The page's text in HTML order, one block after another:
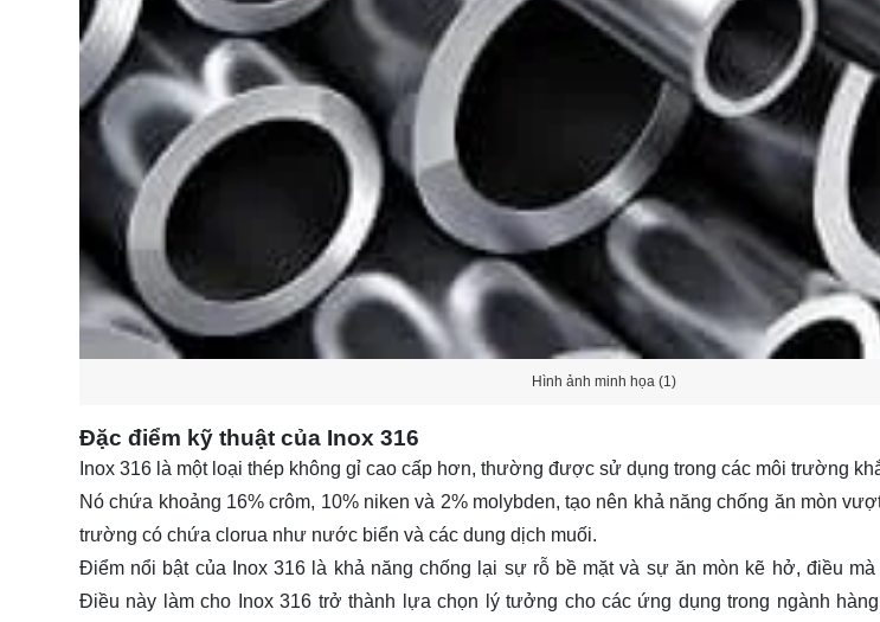
Hình ảnh minh họa (1)
Đặc điểm kỹ thuật của Inox 316
Inox 316 là một loại thép không gỉ cao cấp hơn, thường được sử dụng trong các môi trường
Nó chứa khoảng 16% crôm, 10% niken và 2% molybden, tạo nên khả năng chống ăn mòn
trường có chứa clorua như nước biển và các dung dịch muối.
Điểm nổi bật của Inox 316 là khả năng chống lại sự rỗ bề mặt và sự ăn mòn kẽ hở, điều mà
Điều này làm cho Inox 316 trở thành lựa chọn lý tưởng cho các ứng dụng trong ngành